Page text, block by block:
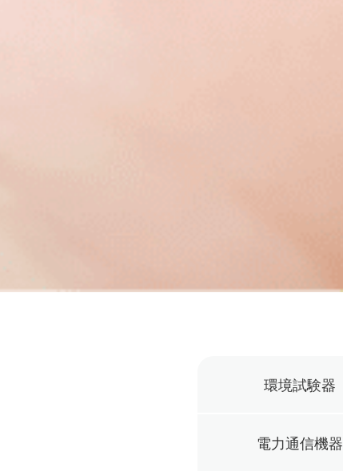
環境試験器
電力通信機器